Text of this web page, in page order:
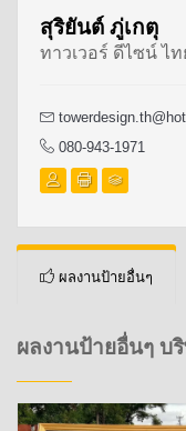
สุริยันต์ ภู่เกตุ
ทาวเวอร์ ดีไซน์ ไ
080-943-1971
ผลงานป้ายอื่นๆ
ผลงานป้ายอื่นๆ บ